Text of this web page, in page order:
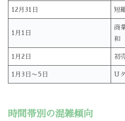
12月31日 短
1月1日
商
和
1月2日 初
1月3日〜5日 U
時間帯別の混雑傾向